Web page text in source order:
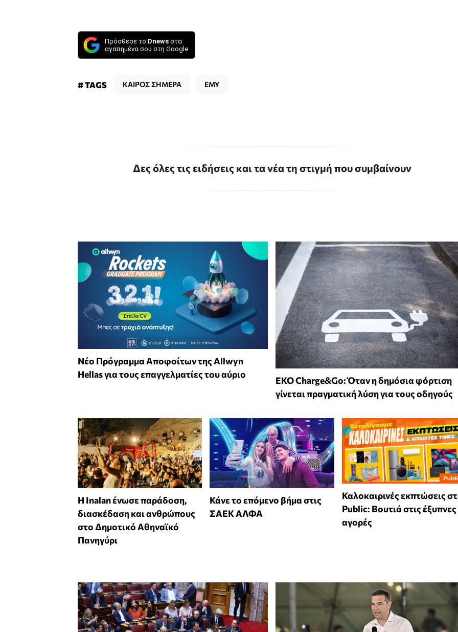
Πρόσθεσε το Dnews στα
αγαπημένα σου στη Google
# TAGS ΚΑΙΡΟΣ ΣΗΜΕΡΑ ΕΜΥ
Δες όλες τις ειδήσεις και τα νέα τη στιγμή που συμβαίνουν
Νέο Πρόγραμμα Αποφοίτων της Allwyn
Hellas για τους επαγγελματίες του αύριο
EKO Charge&Go: Όταν η δημόσια φόρτιση
γίνεται πραγματική λύση για τους οδηγούς
Η Inalan ένωσε παράδοση,
διασκέδαση και ανθρώπους
στο Δημοτικό Αθηναϊκό
Πανηγύρι
Κάνε το επόμενο βήμα στις
ΣΑΕΚ ΑΛΦΑ
Καλοκαιρινές εκπτώσεις
Public: Βουτιά στις έξυπνες
αγορές